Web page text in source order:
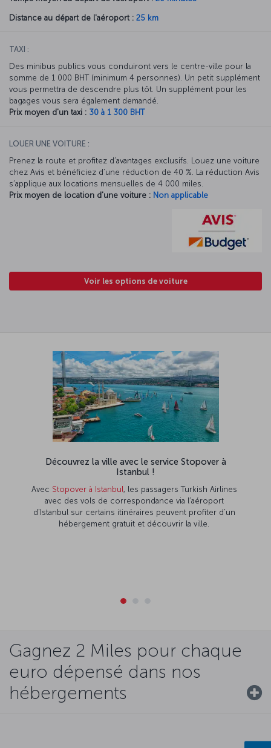
Distance au départ de l'aéroport : 25 km
TAXI :
Des minibus publics vous conduiront vers le centre-ville pour la
somme de 1 000 BHT (minimum 4 personnes). Un petit supplément
vous permettra de descendre plus tôt. Un supplément pour les
bagages vous sera également demandé.
Prix moyen d'un taxi : 30 à 1 300 BHT
LOUER UNE VOITURE :
Prenez la route et profitez d’avantages exclusifs. Louez une voiture
chez Avis et bénéficiez d’une réduction de 40 %. La réduction Avis
s’applique aux locations mensuelles de 4 000 miles.
Prix moyen de location d'une voiture : Non applicable
Voir les options de voiture
Découvrez la ville avec le service Stopover à
Istanbul !
Avec Stopover à Istanbul, les passagers Turkish Airlines
avec des vols de correspondance via l’aéroport
d’Istanbul sur certains itinéraires peuvent profiter d’un
hébergement gratuit et découvrir la ville.
Gagnez 2 Miles pour chaque
euro dépensé dans nos
hébergements